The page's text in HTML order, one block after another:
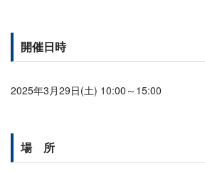
開催日時
2025年3月29日(土) 10:00～15:00
場 所